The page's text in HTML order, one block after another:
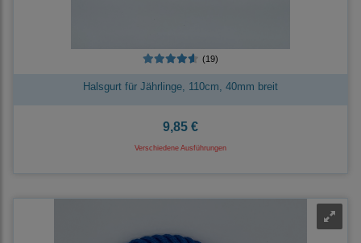
(19)
Halsgurt für Jährlinge, 110cm, 40mm breit
9,85 €
Verschiedene Ausführungen